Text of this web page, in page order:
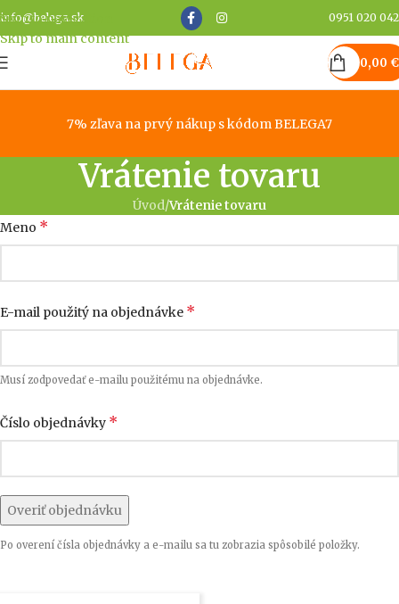
Skip to navigation
Skip to main content
info@belega.sk 0951 020 042
0,00 €
7% zľava na prvý nákup s kódom BELEGA7
Vrátenie tovaru
Úvod/Vrátenie tovaru
Meno *
E-mail použitý na objednávke *
Musí zodpovedať e-mailu použitému na objednávke.
Číslo objednávky *
Overiť objednávku
Po overení čísla objednávky a e-mailu sa tu zobrazia spôsobilé položky.